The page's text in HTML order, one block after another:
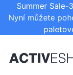
Summer Sale-
Nyní můžete